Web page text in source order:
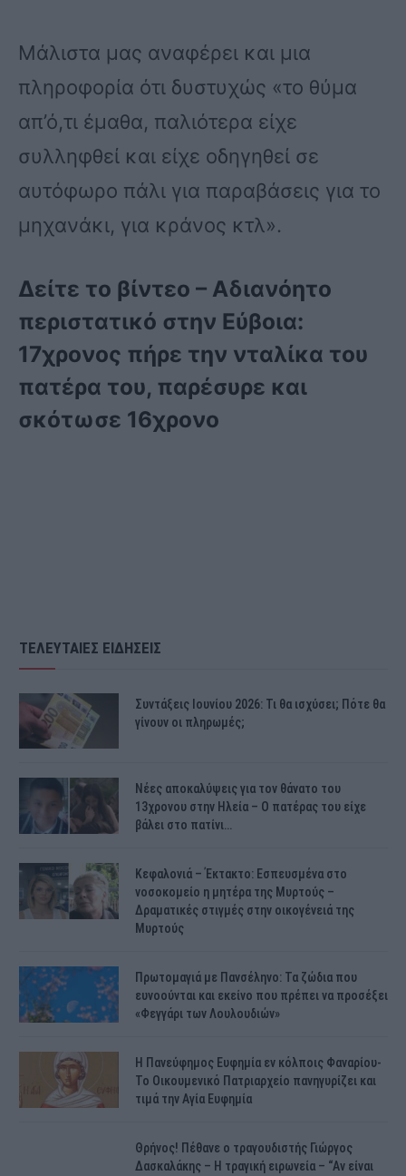
Μάλιστα μας αναφέρει και μια
πληροφορία ότι δυστυχώς «το θύμα
απ’ό,τι έμαθα, παλιότερα είχε
συλληφθεί και είχε οδηγηθεί σε
αυτόφωρο πάλι για παραβάσεις για το
μηχανάκι, για κράνος κτλ».
Δείτε το βίντεο – Αδιανόητο
περιστατικό στην Εύβοια:
17χρονος πήρε την νταλίκα του
πατέρα του, παρέσυρε και
σκότωσε 16χρονο
ΤΕΛΕΥΤΑΙΕΣ ΕΙΔΗΣΕΙΣ
Συντάξεις Ιουνίου 2026: Τι θα ισχύσει; Πότε θα
γίνουν οι πληρωμές;
Νέες αποκαλύψεις για τον θάνατο του
13χρονου στην Ηλεία – Ο πατέρας του είχε
βάλει στο πατίνι…
Κεφαλονιά – Έκτακτο: Εσπευσμένα στο
νοσοκομείο η μητέρα της Μυρτούς –
Δραματικές στιγμές στην οικογένειά της
Μυρτούς
Πρωτομαγιά με Πανσέληνο: Τα ζώδια που
ευνοούνται και εκείνο που πρέπει να προσέξει
«Φεγγάρι των Λουλουδιών»
H Πανεύφημος Ευφημία εν κόλποις Φαναρίου-
Το Οικουμενικό Πατριαρχείο πανηγυρίζει και
τιμά την Αγία Ευφημία
Θρήνος! Πέθανε ο τραγουδιστής Γιώργος
Δασκαλάκης – Η τραγική ειρωνεία – “Αν είναι